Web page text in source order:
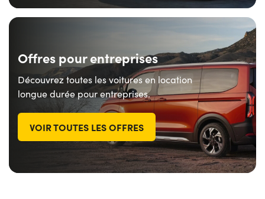
Offres pour entreprises
Découvrez toutes les voitures en location
longue durée pour entreprises.
VOIR TOUTES LES OFFRES